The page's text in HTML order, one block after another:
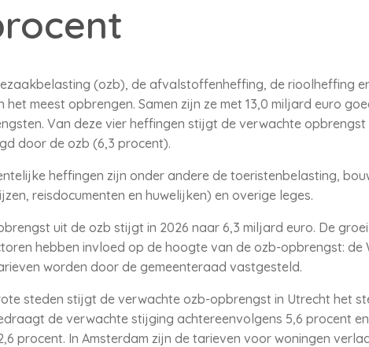
(ozb), de afvalstoffenheffing, de rioolheffing
het meest opbrengen. Samen zijn ze met 13,0 miljard euro
Van deze vier heffingen stijgt de verwachte
door de ozb (6,3 procent).
heffingen zijn onder andere de toeristenbelasting,
reisdocumenten en huwelijken) en overige leges.
uit de ozb stijgt in 2026 naar 6,3 miljard euro. De
hebben invloed op de hoogte van de ozb-opbrengst:
worden door de gemeenteraad vastgesteld.
steden stijgt de verwachte ozb-opbrengst in Utrecht het
de verwachte stijging achtereenvolgens 5,6 procent
procent. In Amsterdam zijn de tarieven voor woningen